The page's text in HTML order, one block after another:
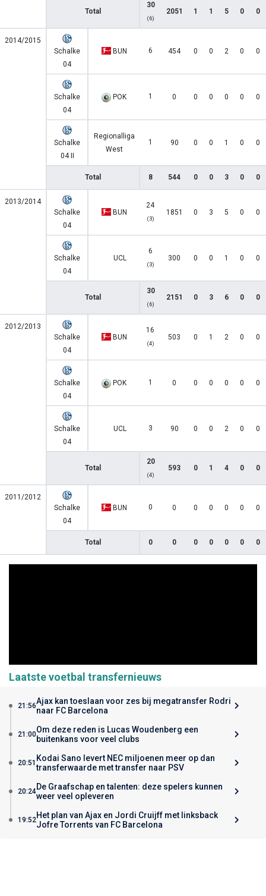
Total
30
(6)
2051 1 1 5 0 0
2014/2015
Schalke
04
BUN 6 454 0 0 2 0 0
Schalke
04
POK 1 0 0 0 0 0 0
Schalke
04 II
Regionalliga
West
1 90 0 0 1 0 0
Total 8 544 0 0 3 0 0
2013/2014
Schalke
04
BUN
24
(3)
1851 0 3 5 0 0
Schalke
04
UCL
6
(3)
300 0 0 1 0 0
Total
30
(6)
2151 0 3 6 0 0
2012/2013
Schalke
04
BUN
16
(4)
503 0 1 2 0 0
Schalke
04
POK 1 0 0 0 0 0 0
Schalke
04
UCL 3 90 0 0 2 0 0
Total
20
(4)
593 0 1 4 0 0
2011/2012
Schalke
04
BUN 0 0 0 0 0 0 0
Total 0 0 0 0 0 0 0
Laatste voetbal transfernieuws
21:56Ajax kan toeslaan voor zes bij megatransfer Rodri
naar FC Barcelona
21:00Om deze reden is Lucas Woudenberg een
buitenkans voor veel clubs
20:51 Kodai Sano levert NEC miljoenen meer op dan
transferwaarde met transfer naar PSV
20:24De Graafschap en talenten: deze spelers kunnen
weer veel opleveren
19:52Het plan van Ajax en Jordi Cruijff met linksback
Jofre Torrents van FC Barcelona